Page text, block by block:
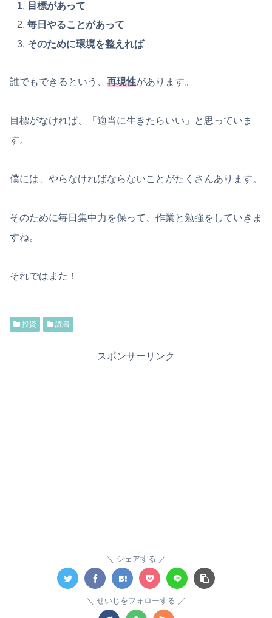
目標があって
毎日やることがあって
そのために環境を整えれば
誰でもできるという、 再現性があります。
目標がなければ、「適当に生きたらいい」と思っていま
す。
僕には、やらなければならないことがたくさんあります。
そのために毎日集中力を保って、作業と勉強をしていきま
すね。
それではまた！
投資 読書
スポンサーリンク
シェアする
せいじをフォローする